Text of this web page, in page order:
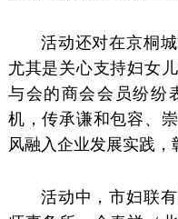
活动还对在京桐
尤其是关心支持妇女
与会的商会会员纷纷
机，传承谦和包容、
风融入企业发展实践，
活动中，市妇联